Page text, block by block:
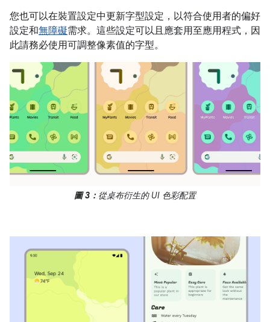
您也可以在裝置設定中更新字型設定，以符合使用者的偏好
設定和無障礙需求。這些設定可以且應套用至應用程式，因
此請務必使用可調整像素值的字型。
圖 3： 從桌布衍生的 UI 色彩配置